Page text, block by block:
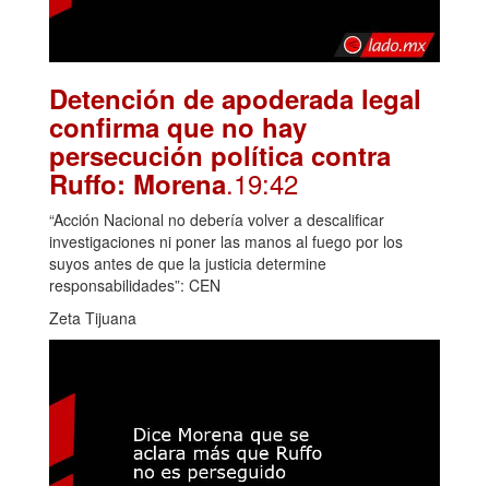
Detención de apoderada legal
confirma que no hay
persecución política contra
Ruffo: Morena.19:42
“Acción Nacional no debería volver a descalificar
investigaciones ni poner las manos al fuego por los
suyos antes de que la justicia determine
responsabilidades”: CEN
Zeta Tijuana